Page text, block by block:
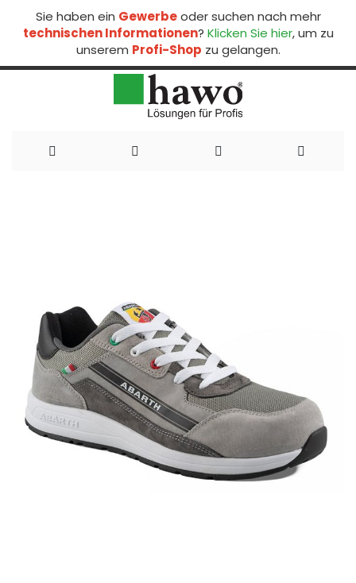
Sie haben ein Gewerbeoder suchen nach mehr
technischen Informationen? Klicken Sie hier, um zu
unserem Profi-Shop zu gelangen.